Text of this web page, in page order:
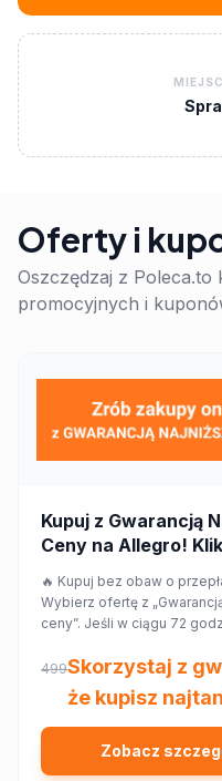
Oferty i
Oszczędzaj z
promocyjnych i
Kupuj z Gwarancją
Ceny na Allegro!
🔥 Kupuj bez obaw o
Wybierz ofertę z
ceny”. Jeśli w ciągu 72
innym sklepie, Allegro
różnicy w cenie w formie
Sprawdź!
499Skorzystaj z
że kupisz
Zobacz